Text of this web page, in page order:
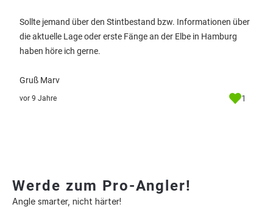
Sollte jemand über den Stintbestand bzw. Informationen über
die aktuelle Lage oder erste Fänge an der Elbe in Hamburg
haben höre ich gerne.
Gruß Marv
vor 9 Jahre 1
Werde zum Pro-Angler!
Angle smarter, nicht härter!